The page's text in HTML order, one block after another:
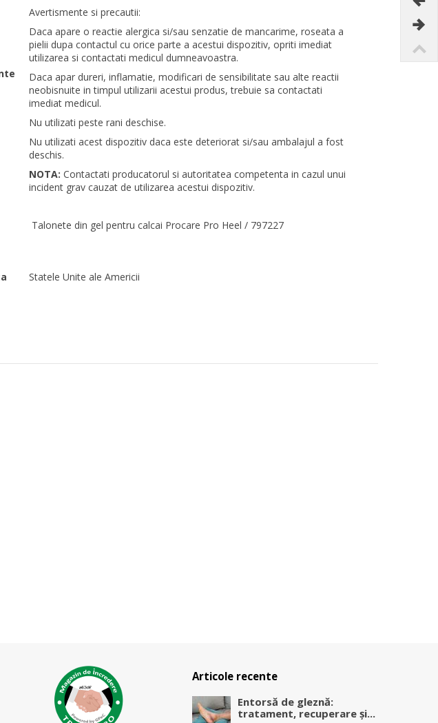
Avertismente si precautii:
Daca apare o reactie alergica si/sau senzatie de mancarime, roseata a
pielii dupa contactul cu orice parte a acestui dispozitiv, opriti imediat
utilizarea si contactati medicul dumneavoastra.
Daca apar dureri, inflamatie, modificari de sensibilitate sau alte reactii
neobisnuite in timpul utilizarii acestui produs, trebuie sa contactati
imediat medicul.
Nu utilizati peste rani deschise.
Nu utilizati acest dispozitiv daca este deteriorat si/sau ambalajul a fost
deschis.
NOTA: Contactati producatorul si autoritatea competenta in cazul unui
incident grav cauzat de utilizarea acestui dispozitiv.
Talonete din gel pentru calcai Procare Pro Heel / 797227
Statele Unite ale Americii
Articole recente
Entorsă de gleznă:
tratament, recuperare și...